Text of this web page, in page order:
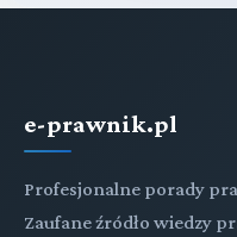
e-prawnik.pl
Profesjonalne porady
Zaufane źródło wiedzy